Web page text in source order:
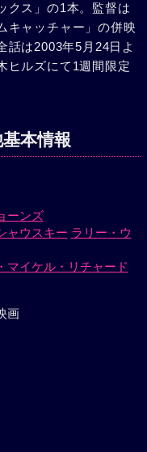
クス」の1本。監督は
キャッチャー」の併映
話は2003年5月24日よ
ヒルズにて1週間限定
本情報
ーンズ
ャウスキー ラリー・ウ
マイケル・リチャード
画